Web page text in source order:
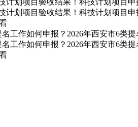
计划项目验收结果！科技计划项目
工作如何申报？2026年西安市6类
工作如何申报？2026年西安市6类